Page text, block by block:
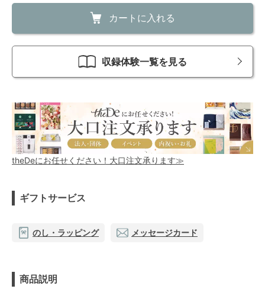
カートに入れる
収録体験一覧を見る
theDeにお任せください！大口注文承ります≫
ギフトサービス
のし・ラッピング メッセージカード
商品説明